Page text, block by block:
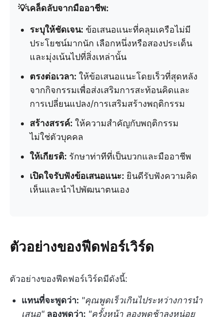
💡เคล็ดลับจากมืออาชีพ:
ระบุให้ชัดเจน: ข้อเสนอแนะที่คลุมเครือไม่มี
ประโยชน์มากนัก เลือกหนึ่งหรือสองประเด็น
และมุ่งเน้นไปที่สิ่งเหล่านั้น
ตรงต่อเวลา: ให้ข้อเสนอแนะโดยเร็วที่สุดหลัง
จากกิจกรรมเพื่อส่งเสริมการสะท้อนคิดและ
การเปลี่ยนแปลง/การเสริมสร้างพฤติกรรม
สร้างสรรค์: ให้ความสำคัญกับพฤติกรรม
ไม่ใช่ตัวบุคคล
ให้เกียรติ: รักษาท่าทีที่เป็นบวกและมืออาชีพ
เปิดใจรับฟังข้อเสนอแนะ: ยินดีรับฟังความคิด
เห็นและนำไปพัฒนาตนเอง
ตัวอย่างของฟีดฟอร์เวิร์ด
ตัวอย่างของฟีดฟอร์เวิร์ดมีดังนี้:
แทนที่จะพูดว่า: "คุณพูดเร็วเกินไประหว่างการนำ
เสนอ" ลองพูดว่า: "ครั้งหน้า ลองพูดช้าลงหน่อย